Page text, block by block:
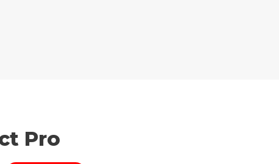
Pro